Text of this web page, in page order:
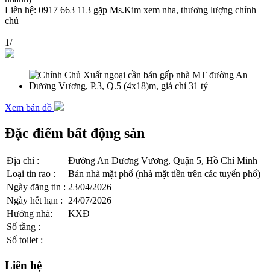
Liên hệ: 0917 663 113 gặp Ms.Kim xem nha, thương lượng chính
chủ
1/
Xem bản đồ
Đặc điểm bất động sản
Địa chỉ :
Đường An Dương Vương, Quận 5, Hồ Chí Minh
Loại tin rao :
Bán nhà mặt phố (nhà mặt tiền trên các tuyến phố)
Ngày đăng tin : 23/04/2026
Ngày hết hạn :
24/07/2026
Hướng nhà:
KXĐ
Số tầng :
Số toilet :
Liên hệ